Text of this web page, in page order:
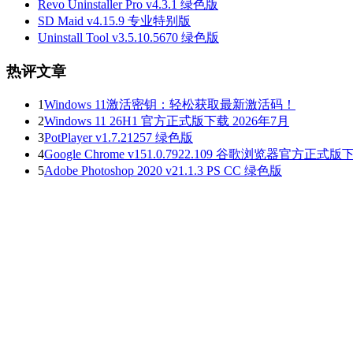
Revo Uninstaller Pro v4.3.1 绿色版
SD Maid v4.15.9 专业特别版
Uninstall Tool v3.5.10.5670 绿色版
热评文章
1Windows 11激活密钥：轻松获取最新激活码！
2Windows 11 26H1 官方正式版下载 2026年7月
3PotPlayer v1.7.21257 绿色版
4Google Chrome v151.0.7922.109 谷歌浏览器官方正式版
5Adobe Photoshop 2020 v21.1.3 PS CC 绿色版